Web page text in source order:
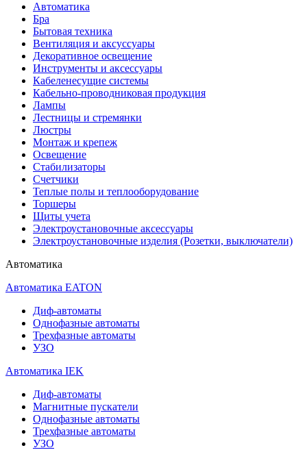
Автоматика
Бра
Бытовая техника
Вентиляция и аксуссуары
Декоративное освещение
Инструменты и аксессуары
Кабеленесущие системы
Кабельно-проводниковая продукция
Лампы
Лестницы и стремянки
Люстры
Монтаж и крепеж
Освещение
Стабилизаторы
Счетчики
Теплые полы и теплооборудование
Торшеры
Щиты учета
Электроустановочные аксессуары
Электроустановочные изделия (Розетки, выключатели)
Автоматика
Автоматика EATON
Диф-автоматы
Однофазные автоматы
Трехфазные автоматы
УЗО
Автоматика IEK
Диф-автоматы
Магнитные пускатели
Однофазные автоматы
Трехфазные автоматы
УЗО